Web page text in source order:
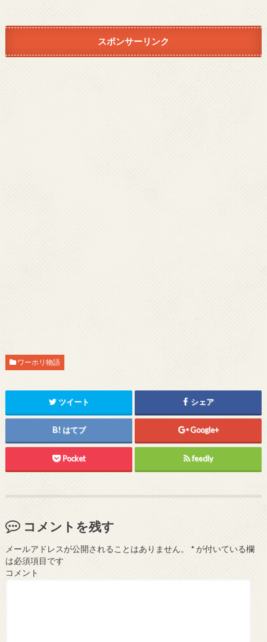
スポンサーリンク
ワーホリ物語
ツイート シェア
はてブ Google+
Pocket feedly
コメントを残す
メールアドレスが公開されることはありません。 *が付いている欄
は必須項目です
コメント